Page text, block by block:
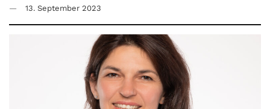
13. September 2023